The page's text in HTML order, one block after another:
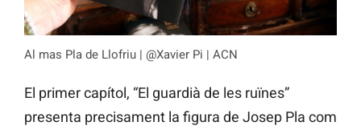
Al mas Pla de Llofriu | @Xavier Pi | ACN
El primer capítol, “El guardià de les ruïnes”
presenta precisament la figura de Josep Pla com